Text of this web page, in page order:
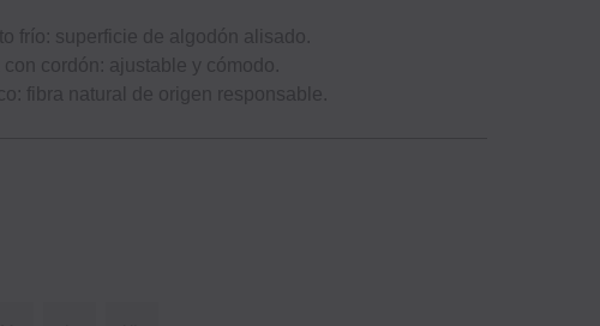
frío: superficie de algodón alisado.
cordón: ajustable y cómodo.
fibra natural de origen responsable.